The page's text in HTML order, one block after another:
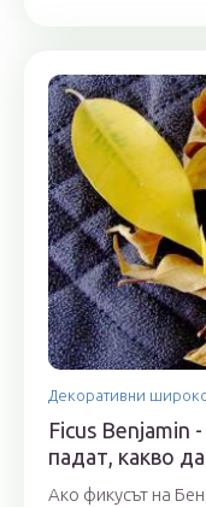
Декоративни
Ficus Benjamin
падат, какво
Ако фикусът на